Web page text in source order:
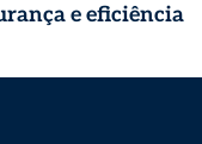
e eficiência